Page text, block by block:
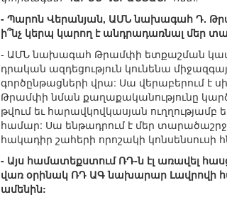
- Պարոն Վերանյան, ԱՄՆ նախագահ Դ.
ի՞նչ կերպ կարող է անդրադառնալ մեր
- ԱՄՆ նախագահ Թրամփի ետքաշման կամ
դրական ազդեցություն կունենա
գործընթացների վրա: Սա վերաբերում է
Թրամփի նման քաղաքականությունը
թվում եւ հարավկովկասյան
համար: Սա ենթադրում է մեր
հակադիր շահերի որոշակի կոնսենսուսի
- Այս համատեքստում ՌԴ-ն էլ առավել
վառ օրինակ ՌԴ ԱԳ նախարար Լավրովի
ամենին: